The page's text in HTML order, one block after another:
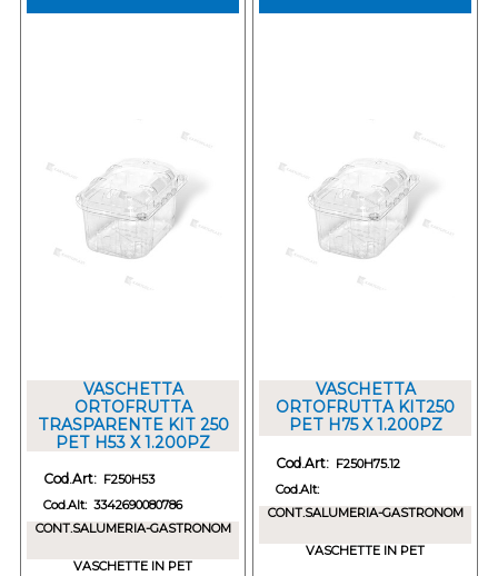
VASCHETTA
ORTOFRUTTA
TRASPARENTE KIT 250
PET H53 X 1.200PZ
Cod.Art: F250H53
Cod.Alt: 3342690080786
CONT.SALUMERIA-GASTRONOM
VASCHETTE IN PET
VASCHETTA
ORTOFRUTTA KIT250
PET H75 X 1.200PZ
Cod.Art: F250H75.12
Cod.Alt:
CONT.SALUMERIA-GASTRONOM
VASCHETTE IN PET